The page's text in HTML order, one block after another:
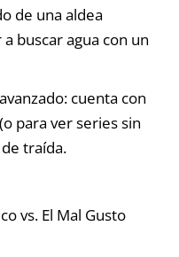
de una aldea
buscar agua con un
cuenta con
para ver series sin
traída.
vs. El Mal Gusto